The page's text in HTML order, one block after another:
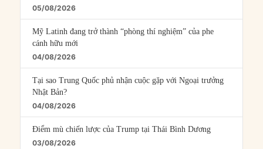
05/08/2026
Mỹ Latinh đang trở thành “phòng thí nghiệm” của phe
cánh hữu mới
04/08/2026
Tại sao Trung Quốc phủ nhận cuộc gặp với Ngoại trưởng
Nhật Bản?
04/08/2026
Điểm mù chiến lược của Trump tại Thái Bình Dương
03/08/2026